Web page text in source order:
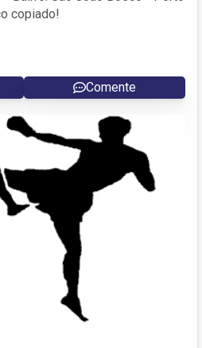
copiado!
Comente